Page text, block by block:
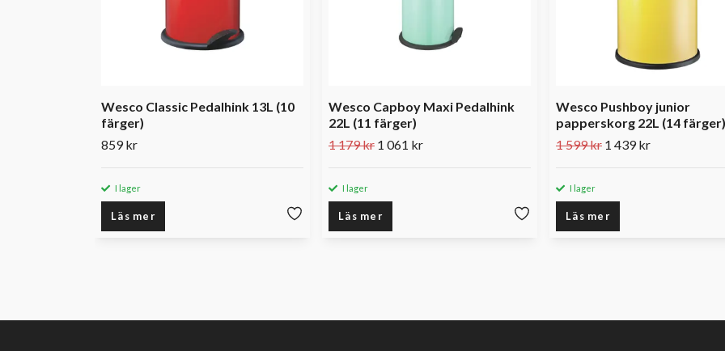
Wesco Classic Pedalhink 13L (10
färger)
859 kr
I lager
Läs mer
Wesco Capboy Maxi Pedalhink
22L (11 färger)
1 179 kr 1 061 kr
I lager
Läs mer
Wesco Pushboy junior
papperskorg 22L (14 färger)
1 599 kr 1 439 kr
I lager
Läs mer